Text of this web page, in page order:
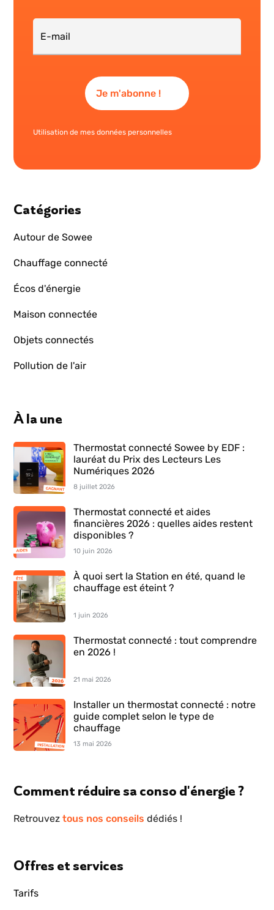
Utilisation de mes données personnelles
Catégories
Autour de Sowee
Chauffage connecté
Écos d'énergie
Maison connectée
Objets connectés
Pollution de l'air
À la une
Thermostat connecté Sowee by EDF :
lauréat du Prix des Lecteurs Les
Numériques 2026
8 juillet 2026
Thermostat connecté et aides
financières 2026 : quelles aides restent
disponibles ?
10 juin 2026
À quoi sert la Station en été, quand le
chauffage est éteint ?
1 juin 2026
Thermostat connecté : tout comprendre
en 2026 !
21 mai 2026
Installer un thermostat connecté : notre
guide complet selon le type de
chauffage
13 mai 2026
Comment réduire sa conso d'énergie ?
Retrouveztous nos conseils dédiés !
Offres et services
Tarifs